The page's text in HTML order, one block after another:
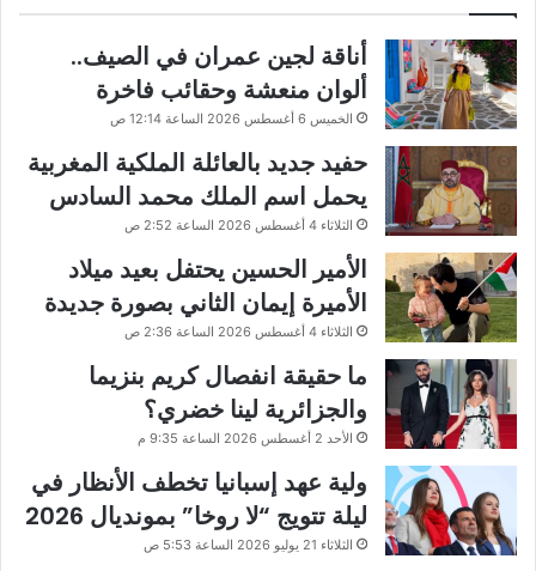
أناقة لجين عمران في الصيف..
ألوان منعشة وحقائب فاخرة
الخميس 6 أغسطس 2026 الساعة 12:14 ص
حفيد جديد بالعائلة الملكية المغربية
يحمل اسم الملك محمد السادس
الثلاثاء 4 أغسطس 2026 الساعة 2:52 ص
الأمير الحسين يحتفل بعيد ميلاد
الأميرة إيمان الثاني بصورة جديدة
الثلاثاء 4 أغسطس 2026 الساعة 2:36 ص
ما حقيقة انفصال كريم بنزيما
والجزائرية لينا خضري؟
الأحد 2 أغسطس 2026 الساعة 9:35 م
ولية عهد إسبانيا تخطف الأنظار في
ليلة تتويج “لا روخا” بمونديال 2026
الثلاثاء 21 يوليو 2026 الساعة 5:53 ص